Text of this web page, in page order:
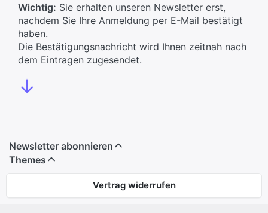
Wichtig: Sie erhalten unseren Newsletter erst,
nachdem Sie Ihre Anmeldung per E-Mail bestätigt
haben.
Die Bestätigungsnachricht wird Ihnen zeitnah nach
dem Eintragen zugesendet.
↓
Newsletter abonnieren
Themes
Vertrag widerrufen